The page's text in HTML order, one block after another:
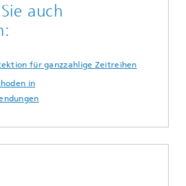
auch
für ganzzahlige Zeitreihen
in